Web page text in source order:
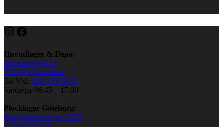
Instagram
Facebook
Huvudlager & Depå:
Industrivägen 34
523 90 Ulricehamn
Tel Vxl: 010-175 50 53
Vardagar 06.45 – 17.00
Plocklager Göteborg:
Kungsbackavägen 152D